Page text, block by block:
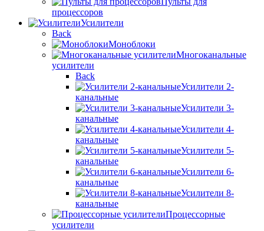
процессоров
Усилители
Back
Моноблоки
Многоканальные
усилители
Back
Усилители 2-
канальные
Усилители 3-
канальные
Усилители 4-
канальные
Усилители 5-
канальные
Усилители 6-
канальные
Усилители 8-
канальные
Процессорные
усилители